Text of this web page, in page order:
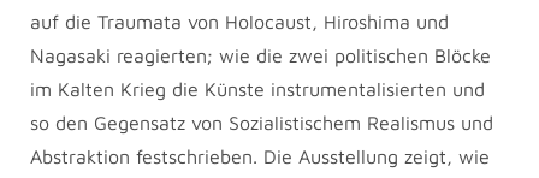
auf die Traumata von Holocaust, Hiroshima und
Nagasaki reagierten; wie die zwei politischen Blöcke
im Kalten Krieg die Künste instrumentalisierten und
so den Gegensatz von Sozialistischem Realismus und
Abstraktion festschrieben. Die Ausstellung zeigt, wie